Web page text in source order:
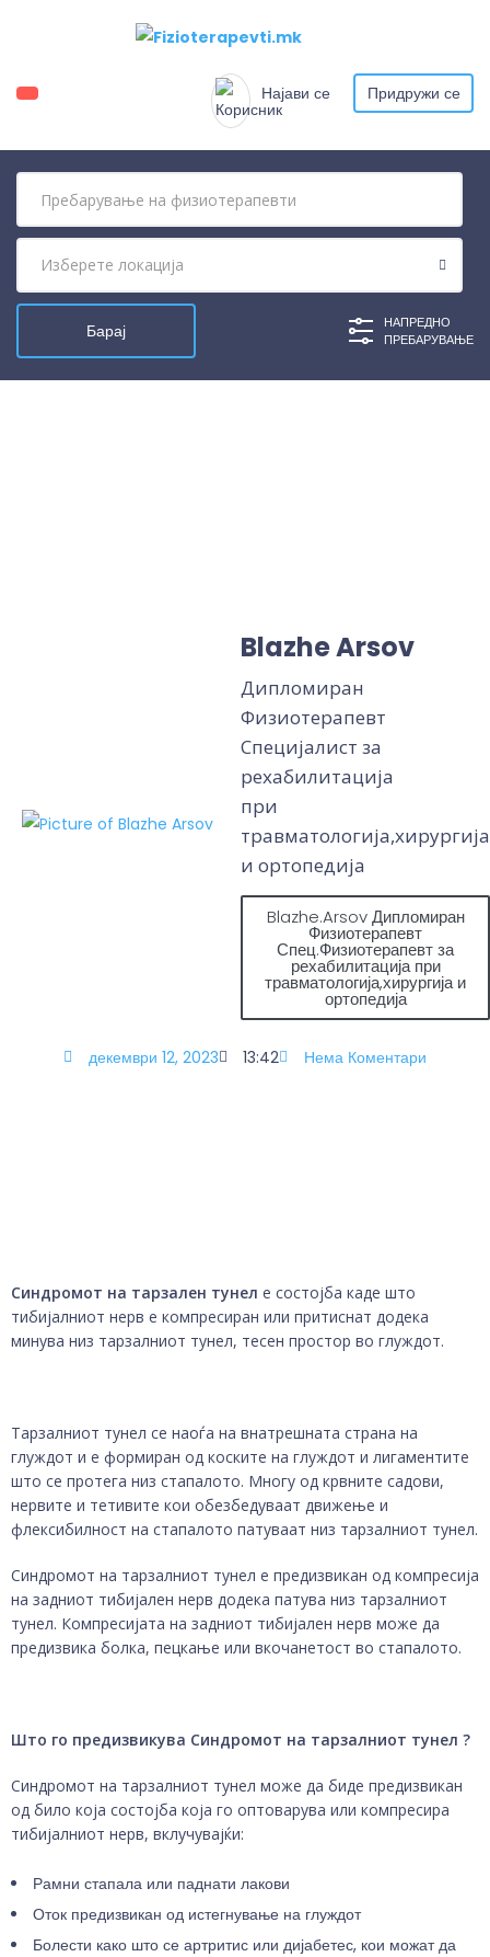
Најави се Придружи се
НАПРЕДНО
ПРЕБАРУВАЊЕ
Blazhe Arsov
Дипломиран
Физиотерапевт
Специјалист за
рехабилитација
при
травматологија,хирургија
и ортопедија
Blazhe.Arsov Дипломиран
Физиотерапевт
Спец.Физиотерапевт за
рехабилитација при
травматологија,хирургија и
ортопедија
декември 12, 2023 13:42 Нема Коментари
Синдромот на тарзален тунел е состојба каде што
тибијалниот нерв е компресиран или притиснат додека
минува низ тарзалниот тунел, тесен простор во глуждот.
Тарзалниот тунел се наоѓа на внатрешната страна на
глуждот и е формиран од коските на глуждот и лигаментите
што се протега низ стапалото. Многу од крвните садови,
нервите и тетивите кои обезбедуваат движење и
флексибилност на стапалото патуваат низ тарзалниот тунел.
Синдромот на тарзалниот тунел е предизвикан од компресија
на задниот тибијален нерв додека патува низ тарзалниот
тунел. Компресијата на задниот тибијален нерв може да
предизвика болка, пецкање или вкочанетост во стапалото.
Што го предизвикува Синдромот на тарзалниот тунел ?
Синдромот на тарзалниот тунел може да биде предизвикан
од било која состојба која го оптоварува или компресира
тибијалниот нерв, вклучувајќи:
Рамни стапала или паднати лакови
Оток предизвикан од истегнување на глуждот
Болести како што се артритис или дијабетес, кои можат да